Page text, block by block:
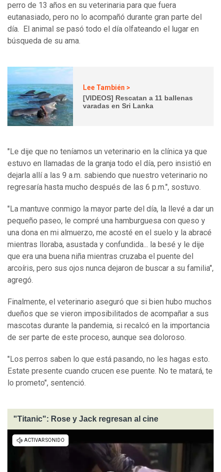
perro de 13 años en su veterinaria para que fuera
eutanasiado, pero no lo acompañó durante gran parte del
día. El animal se pasó todo el día olfateando el lugar en
búsqueda de su ama.
Lee También >
[VIDEOS] Rescatan a 11 ballenas
varadas en Sri Lanka
"Le dije que no teníamos un veterinario en la clínica ya que
estuvo en llamadas de la granja todo el día, pero insistió en
dejarla allí a las 9 a.m. sabiendo que nuestro veterinario no
regresaría hasta mucho después de las 6 p.m.", sostuvo.
"La mantuve conmigo la mayor parte del día, la llevé a dar un
pequeño paseo, le compré una hamburguesa con queso y
una dona en mi almuerzo, me acosté en el suelo y la abracé
mientras lloraba, asustada y confundida... la besé y le dije
que era una buena niña mientras cruzaba el puente del
arcoíris, pero sus ojos nunca dejaron de buscar a su familia",
agregó.
Finalmente, el veterinario aseguró que si bien hubo muchos
dueños que se vieron imposibilitados de acompañar a sus
mascotas durante la pandemia, si recalcó en la importancia
de ser parte de este proceso, aunque sea doloroso.
"Los perros saben lo que está pasando, no les hagas esto.
Estate presente cuando crucen ese puente. No te matará, te
lo prometo", sentenció.
"Titanic": Rose y Jack regresan al cine